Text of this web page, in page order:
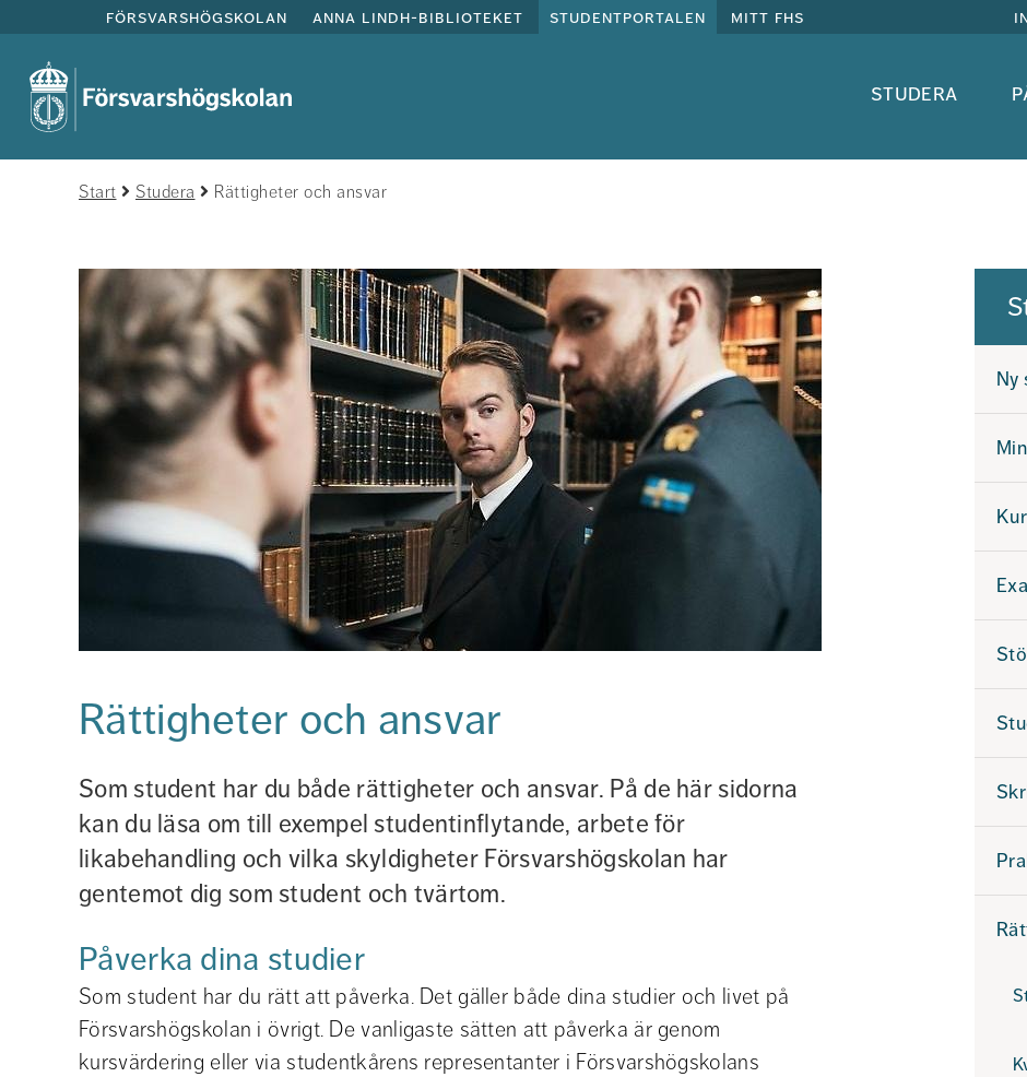
försvarshögskolan anna lindh-biblioteket studentportalen mitt fhs
studera
Start Studera Rättigheter och ansvar
Rättigheter och ansvar
Som student har du både rättigheter och ansvar. På de här sidorna
kan du läsa om till exempel studentinflytande, arbete för
likabehandling och vilka skyldigheter Försvarshögskolan har
gentemot dig som student och tvärtom.
Påverka dina studier
Som student har du rätt att påverka. Det gäller både dina studier och livet på
Försvarshögskolan i övrigt. De vanligaste sätten att påverka är genom
kursvärdering eller via studentkårens representanter i Försvarshögskolans
Ny